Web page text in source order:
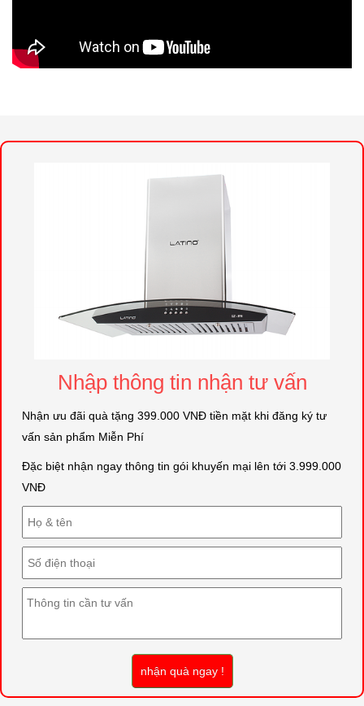
Nhập thông tin nhận tư vấn
Nhận ưu đãi quà tặng 399.000 VNĐ tiền mặt khi đăng ký tư
vấn sản phẩm Miễn Phí
Đặc biệt nhận ngay thông tin gói khuyến mại lên tới 3.999.000
VNĐ
nhận quà ngay !